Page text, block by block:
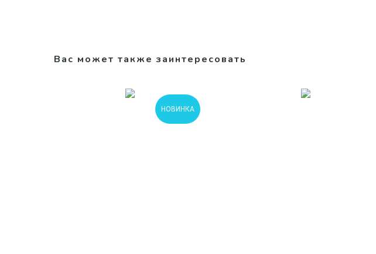
Вас может также заинтересовать
НОВИНКА